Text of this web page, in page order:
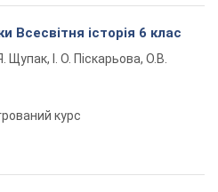
Всесвітня історія 6 клас
Я. Щупак, І. О. Піскарьова, О.В.
курс